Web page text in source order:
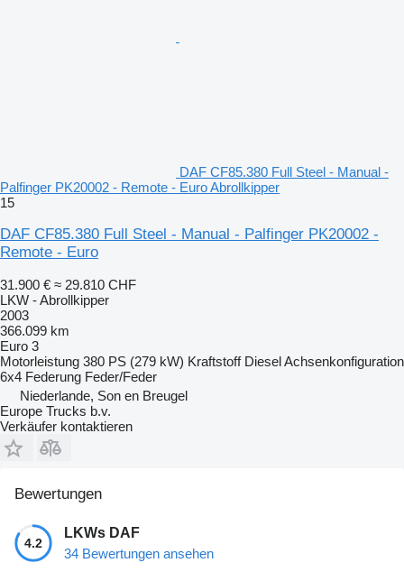
DAF CF85.380 Full Steel - Manual -
Palfinger PK20002 - Remote - Euro Abrollkipper
15
DAF CF85.380 Full Steel - Manual - Palfinger PK20002 -
Remote - Euro
31.900 € ≈ 29.810 CHF
LKW - Abrollkipper
2003
366.099 km
Euro 3
Motorleistung 380 PS (279 kW) Kraftstoff DieselAchsenkonfiguration
6x4 Federung Feder/Feder
Niederlande, Son en Breugel
Europe Trucks b.v.
Verkäufer kontaktieren
Bewertungen
4.2
LKWs DAF
34 Bewertungen ansehen